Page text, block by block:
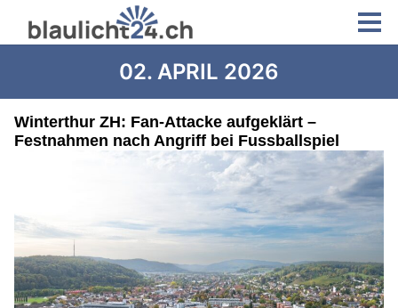
02. APRIL 2026
Winterthur ZH: Fan-Attacke aufgeklärt –
Festnahmen nach Angriff bei Fussballspiel